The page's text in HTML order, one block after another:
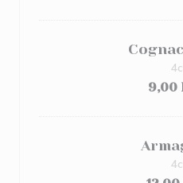
9,00